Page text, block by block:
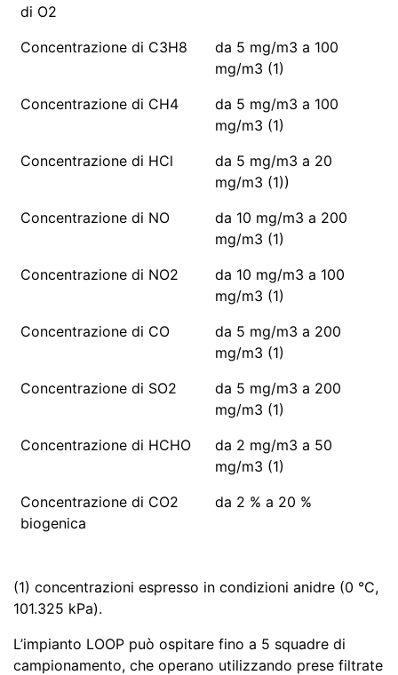
di O2
Concentrazione di C3H8
da 5 mg/m3 a 100
mg/m3 (1)
Concentrazione di CH4
da 5 mg/m3 a 100
mg/m3 (1)
Concentrazione di HCl
da 5 mg/m3 a 20
mg/m3 (1))
Concentrazione di NO
da 10 mg/m3 a 200
mg/m3 (1)
Concentrazione di NO2
da 10 mg/m3 a 100
mg/m3 (1)
Concentrazione di CO
da 5 mg/m3 a 200
mg/m3 (1)
Concentrazione di SO2
da 5 mg/m3 a 200
mg/m3 (1)
Concentrazione di HCHO
da 2 mg/m3 a 50
mg/m3 (1)
Concentrazione di CO2
biogenica
da 2 % a 20 %
(1) concentrazioni espresso in condizioni anidre (0 °C,
101.325 kPa).
L’impianto LOOP può ospitare fino a 5 squadre di
campionamento, che operano utilizzando prese filtrate